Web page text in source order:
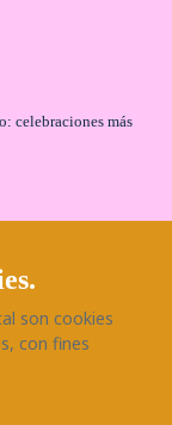
celebraciones más
Bodaeventos
son cookies
con fines